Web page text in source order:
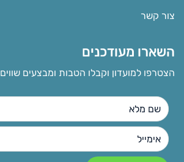
צור קשר
השארו מעודכנים
הצטרפו למועדון וקבלו הטבות ומבצעים שווים